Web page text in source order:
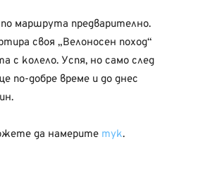
маршрута предварително.
своя „Велоносен поход“
с колело. Успя, но само след
по-добре време и до днес
да намерите тук.